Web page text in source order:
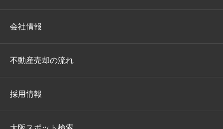
会社情報
不動産売却の流れ
採用情報